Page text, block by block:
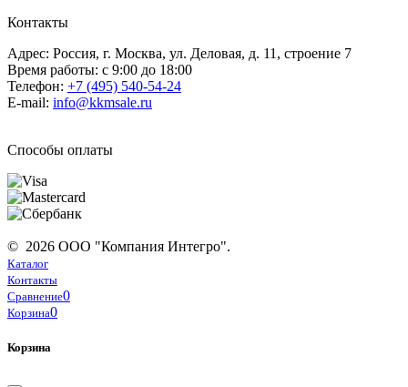
Контакты
Адрес: Россия, г. Москва, ул. Деловая, д. 11, строение 7
Время работы: с 9:00 до 18:00
Телефон: +7 (495) 540-54-24
E-mail: info@kkmsale.ru
Способы оплаты
© 2026 ООО "Компания Интегро".
Каталог
Контакты
Сравнение0
Корзина0
Корзина